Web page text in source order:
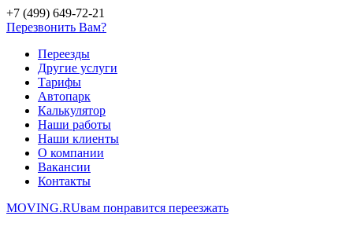
+7 (499) 649-72-21
Перезвонить Вам?
Переезды
Другие услуги
Тарифы
Автопарк
Калькулятор
Наши работы
Наши клиенты
О компании
Вакансии
Контакты
MOVING.RUвам понравится переезжать